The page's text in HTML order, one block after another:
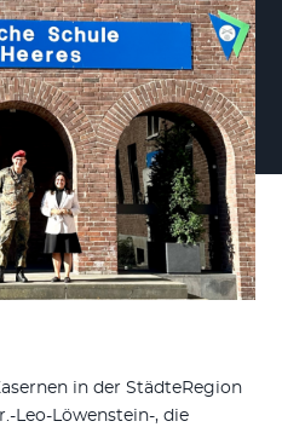
in der StädteRegion
Leo-Löwenstein-, die